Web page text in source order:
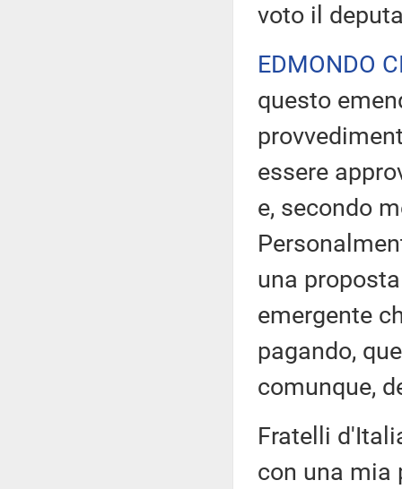
voto il
EDMONDO
questo
essere
e, secondo
una
emergente
pagando,
comunque,
Fratelli
con una mia